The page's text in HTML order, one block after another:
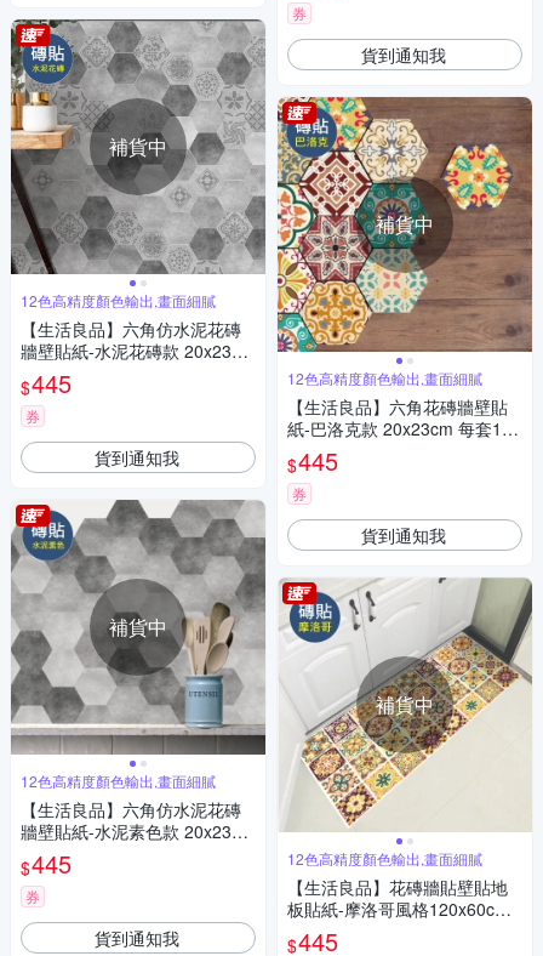
補貨中
12色高精度顏色輸出,畫面細膩
【生活良品】六角仿水泥花磚
牆壁貼紙-水泥花磚款 20x23cm
每套10片(防水即撕即貼)
$445
券
貨到通知我
補貨中
12色高精度顏色輸出,畫面細膩
【生活良品】六角仿水泥花磚
牆壁貼紙-水泥素色款 20x23cm
每套10片(防水即撕即貼)
$445
券
貨到通知我
券
貨到通知我
補貨中
12色高精度顏色輸出,畫面細膩
【生活良品】六角花磚牆壁貼
紙-巴洛克款 20x23cm 每套10
片(防水即撕即貼)
$445
券
貨到通知我
補貨中
12色高精度顏色輸出,畫面細膩
【生活良品】花磚牆貼壁貼地
板貼紙-摩洛哥風格120x60cm
卷裝(防水即撕即貼)
$445